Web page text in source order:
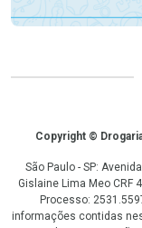
CopyrightCopyright ©
São Paulo - SP:
Gislaine Lima Meo CRF
Processo:
informações contidas